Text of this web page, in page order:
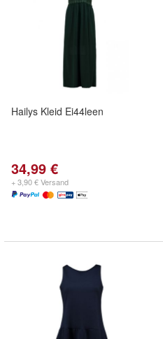
Hailys Kleid Ei44leen
34,99 €
+ 3,90 € Versand